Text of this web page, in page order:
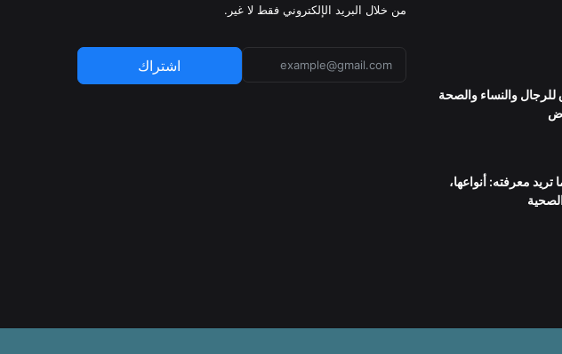
للرجال والنساء والصحة
معرفته: أنواعها،
من خلال البريد الإلكتروني فقط لا غير.
اشتراك